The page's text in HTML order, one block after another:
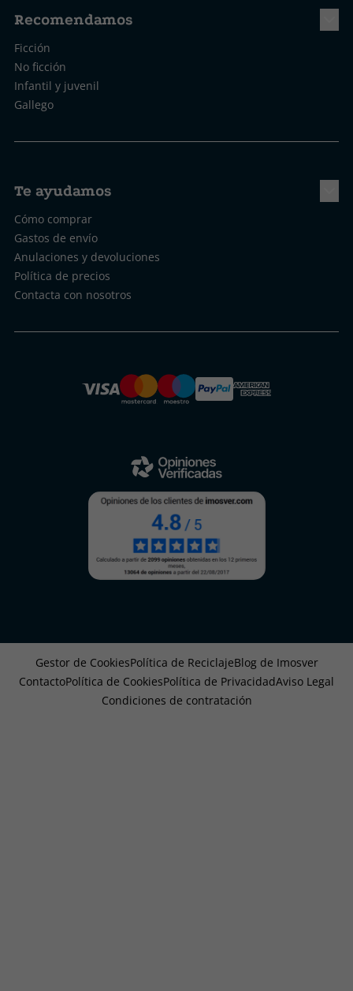
Recomendamos
Ficción
No ficción
Infantil y juvenil
Gallego
Te ayudamos
Cómo comprar
Gastos de envío
Anulaciones y devoluciones
Política de precios
Contacta con nosotros
Gestor de CookiesPolítica de ReciclajeBlog de Imosver
ContactoPolítica de CookiesPolítica de PrivacidadAviso Legal
Condiciones de contratación